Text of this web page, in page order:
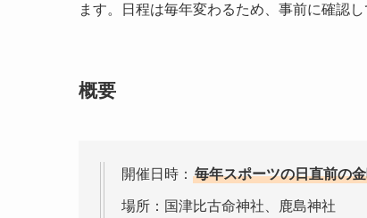
ます。日程は毎年変わるため、事前に確認
概要
開催日時： 毎年スポーツの日直前の
場所：国津比古命神社、鹿島神社